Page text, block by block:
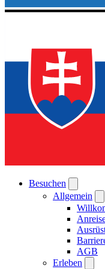
Besuchen
Allgemein
AGB
Erleben